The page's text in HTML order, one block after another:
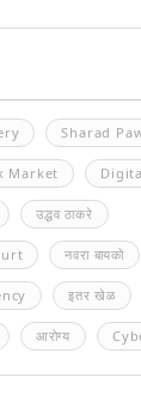
Sharad
Market
उद्धव ठाकरे
नवरा बायको
इतर खेळ
आरोग्य